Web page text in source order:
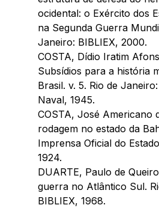
ocidental: o Exército dos
na Segunda Guerra
Janeiro: BIBLIEX, 2000.
COSTA, Dídio Iratim
Subsídios para a história
Brasil. v. 5. Rio de
Naval, 1945.
COSTA, José Americano
rodagem no estado da
Imprensa Oficial do
1924.
DUARTE, Paulo de
guerra no Atlântico Sul.
BIBLIEX, 1968.